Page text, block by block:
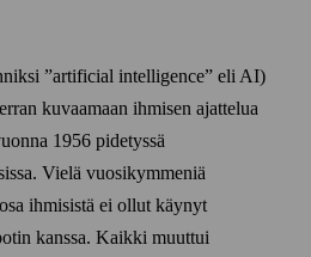
”artificial intelligence” eli AI)
kuvaamaan ihmisen ajattelua
1956 pidetyssä
Vielä vuosi­kymmeniä
ihmisistä ei ollut käynyt
kanssa. Kaikki muuttui